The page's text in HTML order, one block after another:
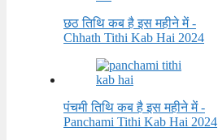
छठ तिथि कब है इस महीने में -
Chhath Tithi Kab Hai 2024
पंचमी तिथि कब है इस महीने में -
Panchami Tithi Kab Hai 2024